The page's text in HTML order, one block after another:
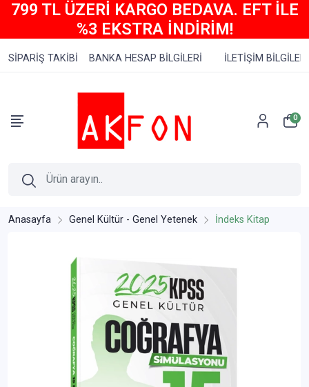
799 TL ÜZERİ KARGO BEDAVA. EFT İLE
%3 EKSTRA İNDİRİM!
SİPARİŞ TAKİBİ BANKA HESAP BİLGİLERİ İLETİŞİM BİLGİLERİ
0
Anasayfa Genel Kültür - Genel Yetenek İndeks Kitap